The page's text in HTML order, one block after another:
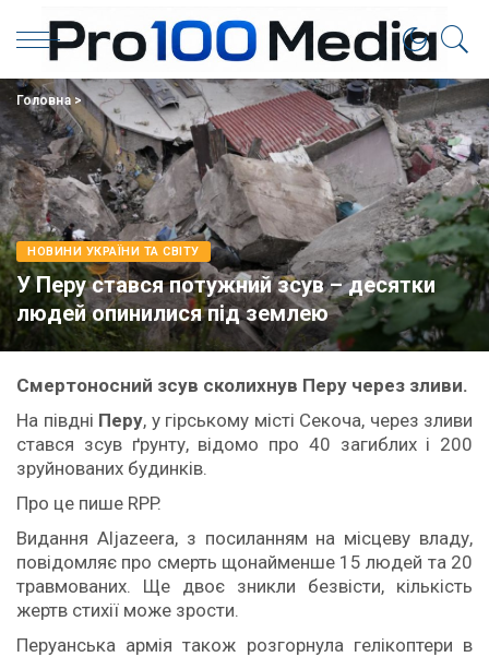
Головна>
НОВИНИ УКРАЇНИ ТА СВІТУ
У Перу стався потужний зсув – десятки
людей опинилися під землею
Смертоносний зсув сколихнув Перу через зливи.
На півдні Перу, у гірському місті Секоча, через зливи
стався зсув ґрунту, відомо про 40 загиблих і 200
зруйнованих будинків.
Про це пише RPP.
Видання Aljazeera, з посиланням на місцеву владу,
повідомляє про смерть щонайменше 15 людей та 20
травмованих. Ще двоє зникли безвісти, кількість
жертв стихії може зрости.
Перуанська армія також розгорнула гелікоптери в